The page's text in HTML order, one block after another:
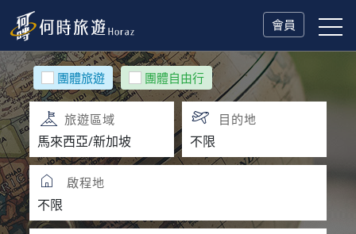
會員
團體旅遊 團體自由行
旅遊區域 目的地
啟程地